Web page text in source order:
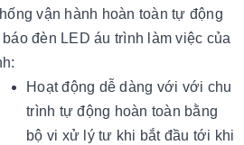
vận hành hoàn toàn tự động
đèn LED áu trình làm việc của
Hoạt động dễ dàng với với chu
trình tự động hoàn toàn bằng
bộ vi xử lý tư khi bắt đầu tới khi